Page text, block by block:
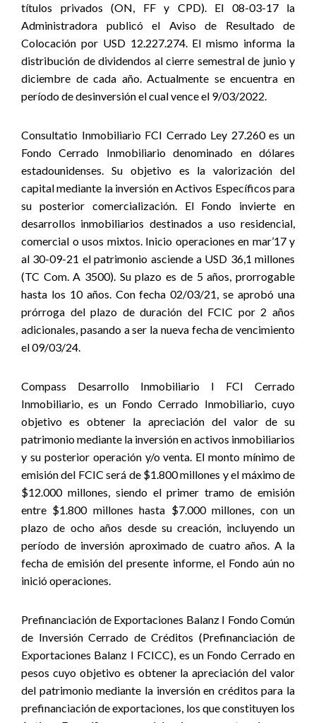
títulos privados (ON, FF y CPD). El 08-03-17 la
Administradora publicó el Aviso de Resultado de
Colocación por USD 12.227.274. El mismo informa la
distribución de dividendos al cierre semestral de junio y
diciembre de cada año. Actualmente se encuentra en
período de desinversión el cual vence el 9/03/2022.
Consultatio Inmobiliario FCI Cerrado Ley 27.260 es un
Fondo Cerrado Inmobiliario denominado en dólares
estadounidenses. Su objetivo es la valorización del
capital mediante la inversión en Activos Específicos para
su posterior comercialización. El Fondo invierte en
desarrollos inmobiliarios destinados a uso residencial,
comercial o usos mixtos. Inicio operaciones en mar’17 y
al 30-09-21 el patrimonio asciende a USD 36,1 millones
(TC Com. A 3500). Su plazo es de 5 años, prorrogable
hasta los 10 años. Con fecha 02/03/21, se aprobó una
prórroga del plazo de duración del FCIC por 2 años
adicionales, pasando a ser la nueva fecha de vencimiento
el 09/03/24.
Compass Desarrollo Inmobiliario I FCI Cerrado
Inmobiliario, es un Fondo Cerrado Inmobiliario, cuyo
objetivo es obtener la apreciación del valor de su
patrimonio mediante la inversión en activos inmobiliarios
y su posterior operación y/o venta. El monto mínimo de
emisión del FCIC será de $1.800 millones y el máximo de
$12.000 millones, siendo el primer tramo de emisión
entre $1.800 millones hasta $7.000 millones, con un
plazo de ocho años desde su creación, incluyendo un
período de inversión aproximado de cuatro años. A la
fecha de emisión del presente informe, el Fondo aún no
inició operaciones.
Prefinanciación de Exportaciones Balanz I Fondo Común
de Inversión Cerrado de Créditos (Prefinanciación de
Exportaciones Balanz I FCICC), es un Fondo Cerrado en
pesos cuyo objetivo es obtener la apreciación del valor
del patrimonio mediante la inversión en créditos para la
prefinanciación de exportaciones, los que constituyen los